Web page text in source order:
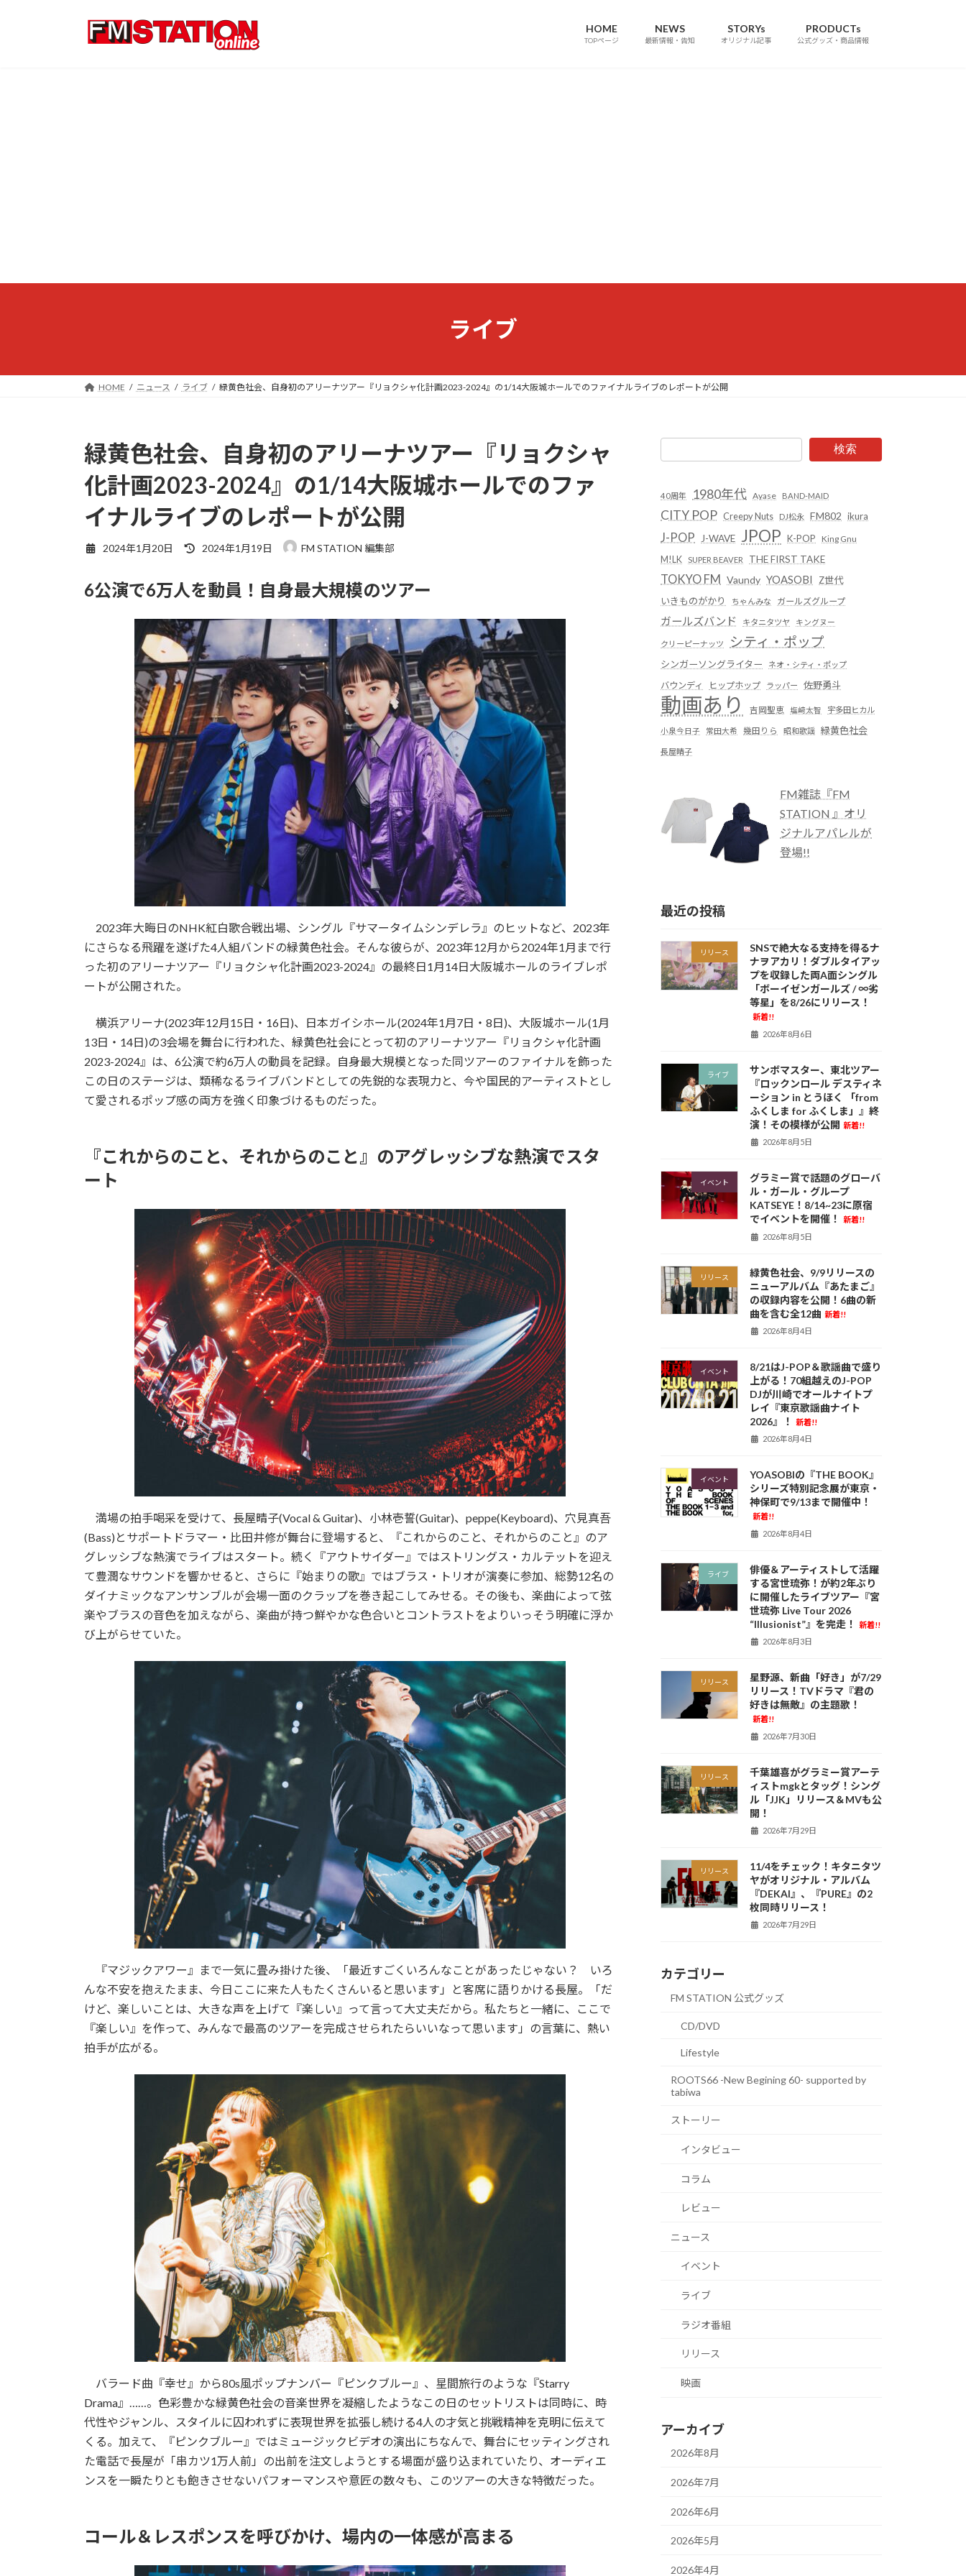
HOME
TOPページ
NEWS
最新情報・告知
STORYs
オリジナル記事
PRODUCTs
公式グッズ・商品情報
ライブ
HOME ニュース ライブ 緑黄色社会、自身初のアリーナツアー『リョクシャ化計画2023-2024』の1/14大阪城ホールでのファイナルライブのレポートが公開
緑黄色社会、自身初のアリーナツアー『リョクシャ
化計画2023-2024』の1/14大阪城ホールでのファ
イナルライブのレポートが公開
2024年1月20日
最
新
時
2024年1月19日 FM STATION 編集部
6公演で6万人を動員！自身最大規模のツアー
2023年大晦日のNHK紅白歌合戦出場、シングル『サマータイムシンデレラ』のヒットなど、2023年
にさらなる飛躍を遂げた4人組バンドの緑黄色社会。そんな彼らが、2023年12月から2024年1月まで行
った初のアリーナツアー『リョクシャ化計画2023-2024』の最終日1月14日大阪城ホールのライブレポ
ートが公開された。
横浜アリーナ(2023年12月15日・16日)、日本ガイシホール(2024年1月7日・8日)、大阪城ホール(1月
13日・14日)の3会場を舞台に行われた、緑黄色社会にとって初のアリーナツアー『リョクシャ化計画
2023-2024』は、6公演で約6万人の動員を記録。自身最大規模となった同ツアーのファイナルを飾った
この日のステージは、類稀なるライブバンドとしての先鋭的な表現力と、今や国民的アーティストとし
て愛されるポップ感の両方を強く印象づけるものだった。
『これからのこと、それからのこと』のアグレッシブな熱演でスタ
ート
満場の拍手喝采を受けて、長屋晴子(Vocal & Guitar)、小林壱誓(Guitar)、peppe(Keyboard)、穴見真吾
(Bass)とサポートドラマー・比田井修が舞台に登場すると、『これからのこと、それからのこと』のア
グレッシブな熱演でライブはスタート。続く『アウトサイダー』ではストリングス・カルテットを迎え
て豊潤なサウンドを響かせると、さらに『始まりの歌』ではブラス・トリオが演奏に参加、総勢12名の
ダイナミックなアンサンブルが会場一面のクラップを巻き起こしてみせる。その後も、楽曲によって弦
楽やブラスの音色を加えながら、楽曲が持つ鮮やかな色合いとコントラストをよりいっそう明確に浮か
び上がらせていた。
『マジックアワー』まで一気に畳み掛けた後、「最近すごくいろんなことがあったじゃない？ いろ
んな不安を抱えたまま、今日ここに来た人もたくさんいると思います」と客席に語りかける長屋。「だ
けど、楽しいことは、大きな声を上げて『楽しい』って言って大丈夫だから。私たちと一緒に、ここで
『楽しい』を作って、みんなで最高のツアーを完成させられたらいいなって思います」の言葉に、熱い
拍手が広がる。
バラード曲『幸せ』から80s風ポップナンバー『ピンクブルー』、星間旅行のような『Starry
Drama』……。色彩豊かな緑黄色社会の音楽世界を凝縮したようなこの日のセットリストは同時に、時
代性やジャンル、スタイルに囚われずに表現世界を拡張し続ける4人の才気と挑戦精神を克明に伝えて
くる。加えて、『ピンクブルー』ではミュージックビデオの演出にちなんで、舞台にセッティングされ
た電話で長屋が「串カツ1万人前」の出前を注文しようとする場面が盛り込まれていたり、オーディエ
ンスを一瞬たりとも飽きさせないパフォーマンスや意匠の数々も、このツアーの大きな特徴だった。
コール＆レスポンスを呼びかけ、場内の一体感が高まる
検索
40周年 1980年代 Ayase BAND-MAID
CITY POP Creepy Nuts DJ松永 FM802 ikura
J-POP J-WAVE JPOP K-POP
King Gnu
M!LK
SUPER BEAVER THE FIRST TAKE
TOKYO FM Vaundy YOASOBI
Z世代
いきものがかり
ちゃんみな ガールズグループ
ガールズバンド キタニタツヤ キングヌー
クリーピーナッツ シティ・ポップ
シンガーソングライター ネオ・シティ・ポップ
バウンディ ヒップホップ ラッパー 佐野勇斗
動画あり 吉岡聖恵 塩﨑太智 宇多田ヒカル
小泉今日子 常田大希 幾田りら 昭和歌謡 緑黄色社会
長屋晴子
FM雑誌『FM
STATION 』オリ
ジナルアパレルが
登場!!
最近の投稿
リリース
SNSで絶大なる支持を得るナ
ナヲアカリ！ダブルタイアッ
プを収録した両A面シングル
「ボーイゼンガールズ / ∞劣
等星」を8/26にリリース！
新着!!
2026年8月6日
ライブ
サンボマスター、東北ツアー
『ロックンロール デスティネ
ーション in とうほく 「from
ふくしま for ふくしま」』終
演！その模様が公開 新着!!
2026年8月5日
イベント
グラミー賞で話題のグローバ
ル・ガール・グループ
KATSEYE！8/14~23に原宿
でイベントを開催！
新着!!
2026年8月5日
リリース
緑黄色社会、9/9リリースの
ニューアルバム『あたまご』
の収録内容を公開！6曲の新
曲を含む全12曲 新着!!
2026年8月4日
イベント
8/21はJ-POP＆歌謡曲で盛り
上がる！70組越えのJ-POP
DJが川崎でオールナイトプ
レイ『東京歌謡曲ナイト
2026』！
新着!!
2026年8月4日
イベント
YOASOBIの『THE BOOK』
シリーズ特別記念展が東京・
神保町で9/13まで開催中！
新着!!
2026年8月4日
ライブ
俳優＆アーティストして活躍
する宮世琉弥！が約2年ぶり
に開催したライブツアー『宮
世琉弥 Live Tour 2026
“Illusionist”』を完走！
新着!!
2026年8月3日
リリース
星野源、新曲「好き」が7/29
リリース！TVドラマ『君の
好きは無敵』の主題歌！
新着!!
2026年7月30日
リリース
千葉雄喜がグラミー賞アーテ
ィストmgkとタッグ！シング
ル「JJK」リリース＆MVも公
開！
2026年7月29日
リリース
11/4をチェック！キタニタツ
ヤがオリジナル・アルバム
『DEKAI』、『PURE』の2
枚同時リリース！
2026年7月29日
カテゴリー
FM STATION 公式グッズ
CD/DVD
Lifestyle
ROOTS66 -New Begining 60- supported by
tabiwa
ストーリー
インタビュー
コラム
レビュー
ニュース
イベント
ライブ
ラジオ番組
リリース
映画
アーカイブ
2026年8月
2026年7月
2026年6月
2026年5月
2026年4月